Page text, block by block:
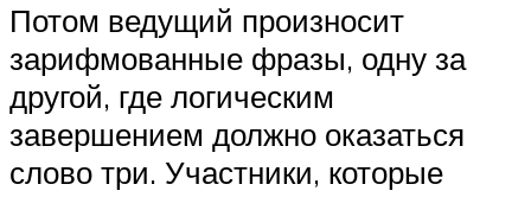
Потом ведущий произносит
зарифмованные фразы, одну за
другой, где логическим
завершением должно оказаться
слово три. Участники, которые